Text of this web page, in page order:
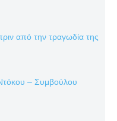
από την τραγωδία της
– Συμβούλου